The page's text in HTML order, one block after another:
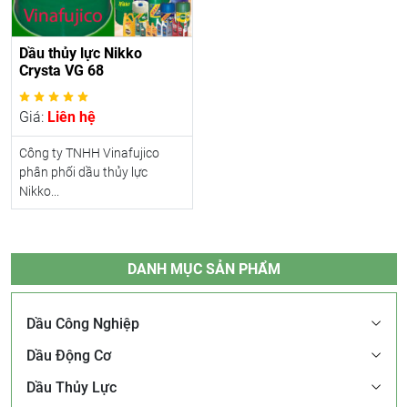
Dầu thủy lực Nikko
Crysta VG 68
Giá: Liên hệ
Công ty TNHH Vinafujico
phân phối dầu thủy lực
Nikko...
DANH MỤC SẢN PHẨM
Dầu Công Nghiệp
Dầu Động Cơ
Dầu Thủy Lực